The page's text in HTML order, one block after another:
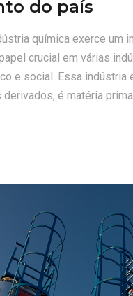
do país
química exerce um
crucial em várias
e social. Essa indústria
é matéria